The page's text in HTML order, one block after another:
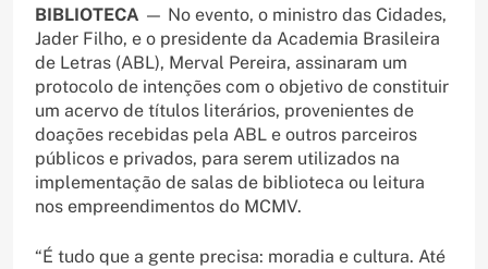
BIBLIOTECA — No evento, o ministro das Cidades,
Jader Filho, e o presidente da Academia Brasileira
de Letras (ABL), Merval Pereira, assinaram um
protocolo de intenções com o objetivo de constituir
um acervo de títulos literários, provenientes de
doações recebidas pela ABL e outros parceiros
públicos e privados, para serem utilizados na
implementação de salas de biblioteca ou leitura
nos empreendimentos do MCMV.
“É tudo que a gente precisa: moradia e cultura. Até